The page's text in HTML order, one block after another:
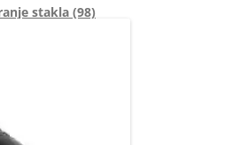
stakla (98)